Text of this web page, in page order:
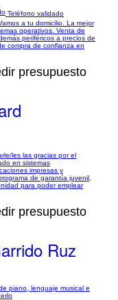
Teléfono validado
a tu domicilio. La mejor
operativos. Venta de
periféricos a precios de
compra de confianza en
presupuesto
les las gracias por el
en sistemas
impresas y
de garantía juvenil,
para poder emplear
presupuesto
Ruz
piano, lenguaje musical e